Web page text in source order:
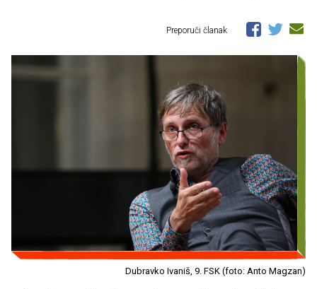
Preporuči članak
Dubravko Ivaniš, 9. FSK (foto: Anto Magzan)